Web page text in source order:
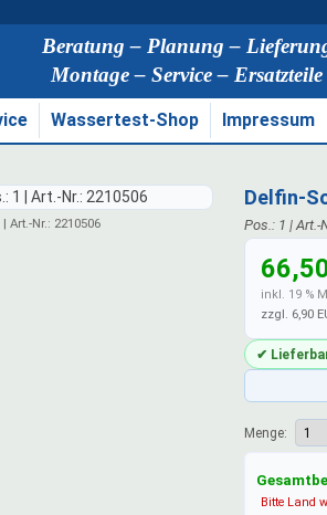
Beratung – Planung –
Montage – Service – Ersatzteile
Wassertest-Shop Impressum
Art.-Nr.: 2210506
Delfin-
Pos.: 1 | Art.-
inkl. 19 %
zzgl. 6,90
✔
Menge:
Bitte Land